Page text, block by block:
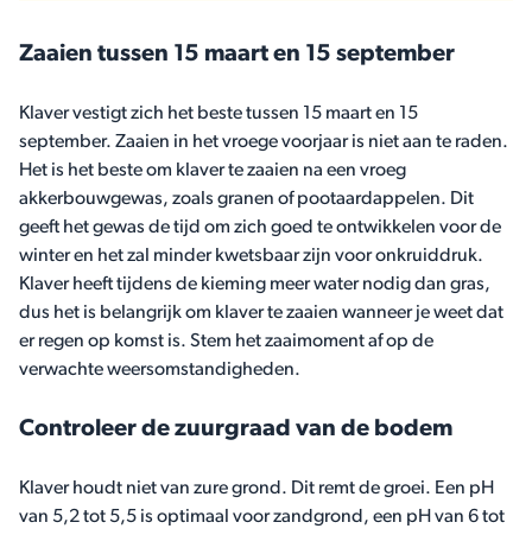
Zaaien tussen 15 maart en 15 september
Klaver vestigt zich het beste tussen 15 maart en 15
september. Zaaien in het vroege voorjaar is niet aan te raden.
Het is het beste om klaver te zaaien na een vroeg
akkerbouwgewas, zoals granen of pootaardappelen. Dit
geeft het gewas de tijd om zich goed te ontwikkelen voor de
winter en het zal minder kwetsbaar zijn voor onkruiddruk.
Klaver heeft tijdens de kieming meer water nodig dan gras,
dus het is belangrijk om klaver te zaaien wanneer je weet dat
er regen op komst is. Stem het zaaimoment af op de
verwachte weersomstandigheden.
Controleer de zuurgraad van de bodem
Klaver houdt niet van zure grond. Dit remt de groei. Een pH
van 5,2 tot 5,5 is optimaal voor zandgrond, een pH van 6 tot